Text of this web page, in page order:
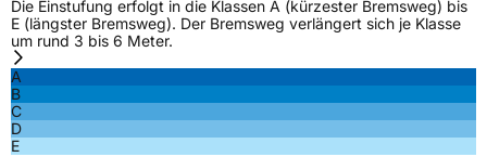
Die Einstufung erfolgt in die Klassen A (kürzester Bremsweg) bis
E (längster Bremsweg). Der Bremsweg verlängert sich je Klasse
um rund 3 bis 6 Meter.
A
B
C
D
E